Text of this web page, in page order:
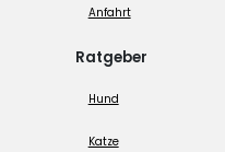
Anfahrt
Ratgeber
Hund
Katze